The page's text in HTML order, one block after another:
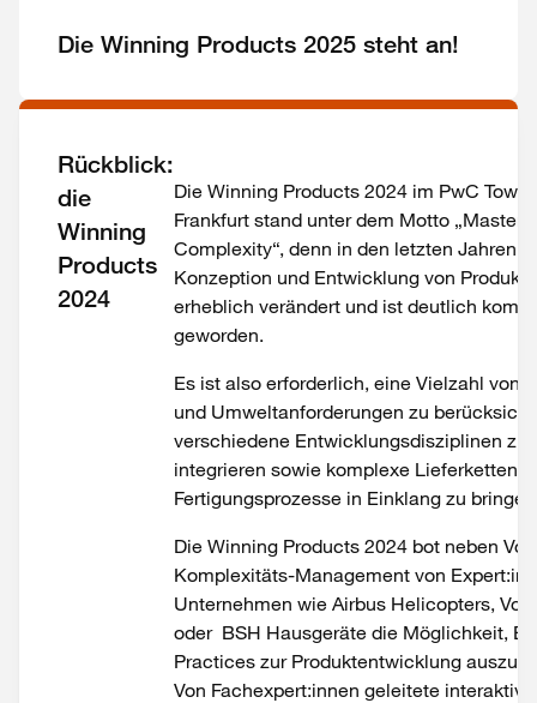
Die Winning Products 2025 steht an!
Rückblick:
die
Winning
Products
2024
Die Winning Products 2024 im PwC
Frankfurt stand unter dem Motto
Complexity“, denn in den letzten Jahren h
Konzeption und Entwicklung von
erheblich verändert und ist deutlich
geworden.
Es ist also erforderlich, eine Vielzahl von
und Umweltanforderungen zu
verschiedene Entwicklungsdisziplinen zu
integrieren sowie komplexe Lieferketten
Fertigungsprozesse in Einklang zu
Die Winning Products 2024 bot neben
Komplexitäts-Management von
Unternehmen wie Airbus Helicopters,
oder BSH Hausgeräte die Möglichkeit,
Practices zur Produktentwicklung
Von Fachexpert:innen geleitete interaktive